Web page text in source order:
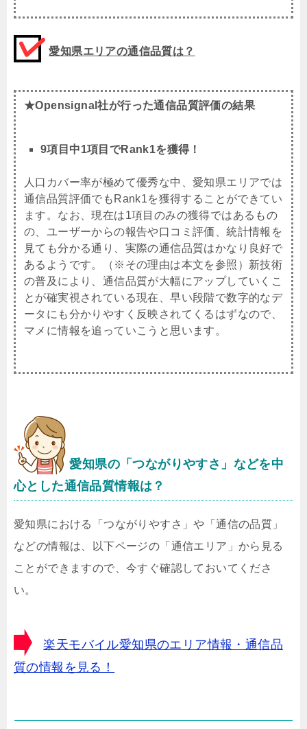
愛知県エリアの通信品質は？
★Opensignal社が行った通信品質評価の結果
9項目中1項目でRank1を獲得！
人口カバー率が極めて優秀な中、愛知県エリアでは
通信品質評価でもRank1を獲得することができてい
ます。なお、現在は1項目のみの獲得ではあるもの
の、ユーザーからの報告や口コミ評価、統計情報を
見ても分かる通り、実際の通信品質はかなり良好で
あるようです。（※その理由は本文を参照）新技術
の普及により、通信品質が大幅にアップしていくこ
とが確実視されている現在、早い段階で数字的なデ
ータにも分かりやすく反映されてくるはずなので、
マメに情報を追っていこうと思います。
愛知県の「つながりやすさ」などを中
心とした通信品質情報は？
愛知県における「つながりやすさ」や「通信の品質」
などの情報は、以下ページの「通信エリア」から見る
ことができますので、今すぐ確認しておいてくださ
い。
楽天モバイル愛知県のエリア情報・通信品
質の情報を見る！